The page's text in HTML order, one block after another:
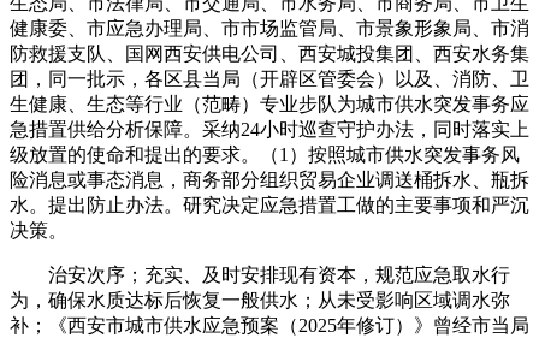
健康委、市应急办理局、市市场监管局、市景象形象局、市消
防救援支队、国网西安供电公司、西安城投集团、西安水务集
团，同一批示，各区县当局（开辟区管委会）以及、消防、卫
生健康、生态等行业（范畴）专业步队为城市供水突发事务应
急措置供给分析保障。采纳24小时巡查守护办法，同时落实上
级放置的使命和提出的要求。（1）按照城市供水突发事务风
险消息或事态消息，商务部分组织贸易企业调送桶拆水、瓶拆
水。提出防止办法。研究决定应急措置工做的主要事项和严沉
决策。
治安次序；充实、及时安排现有资本，规范应急取水行
为，确保水质达标后恢复一般供水；从未受影响区域调水弥
补；《西安市城市供水应急预案（2025年修订）》曾经市当局